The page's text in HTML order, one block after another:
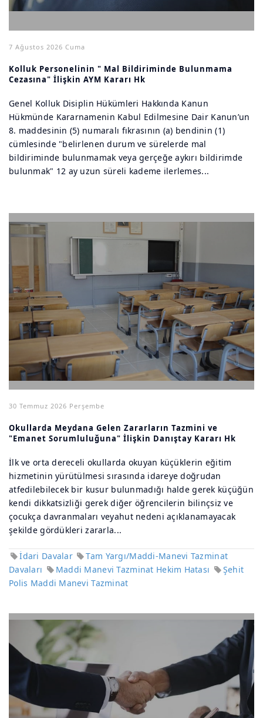
7 Ağustos 2026 Cuma
Kolluk Personelinin " Mal Bildiriminde Bulunmama
Cezasına" İlişkin AYM Kararı Hk
Genel Kolluk Disiplin Hükümleri Hakkında Kanun
Hükmünde Kararnamenin Kabul Edilmesine Dair Kanun’un
8. maddesinin (5) numaralı fıkrasının (a) bendinin (1)
cümlesinde "belirlenen durum ve sürelerde mal
bildiriminde bulunmamak veya gerçeğe aykırı bildirimde
bulunmak" 12 ay uzun süreli kademe ilerlemes...
30 Temmuz 2026 Perşembe
Okullarda Meydana Gelen Zararların Tazmini ve
"Emanet Sorumluluğuna" İlişkin Danıştay Kararı Hk
İlk ve orta dereceli okullarda okuyan küçüklerin eğitim
hizmetinin yürütülmesi sırasında idareye doğrudan
atfedilebilecek bir kusur bulunmadığı halde gerek küçüğün
kendi dikkatsizliği gerek diğer öğrencilerin bilinçsiz ve
çocukça davranmaları veyahut nedeni açıklanamayacak
şekilde gördükleri zararla...
İdari Davalar
Tam Yargı/Maddi-Manevi Tazminat
Davaları
Maddi Manevi Tazminat Hekim Hatası
Şehit
Polis Maddi Manevi Tazminat